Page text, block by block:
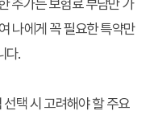
추가는 보험료 부담만 가
나에게 꼭 필요한 특약만
다.
택 시 고려해야 할 주요